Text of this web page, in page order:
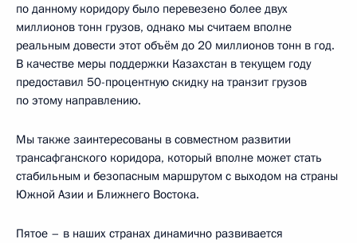
по данному коридору было перевезено более двух
миллионов тонн грузов, однако мы считаем вполне
реальным довести этот объём до 20 миллионов тонн в год.
В качестве меры поддержки Казахстан в текущем году
предоставил 50-процентную скидку на транзит грузов
по этому направлению.
Мы также заинтересованы в совместном развитии
трансафганского коридора, который вполне может стать
стабильным и безопасным маршрутом с выходом на страны
Южной Азии и Ближнего Востока.
Пятое – в наших странах динамично развивается